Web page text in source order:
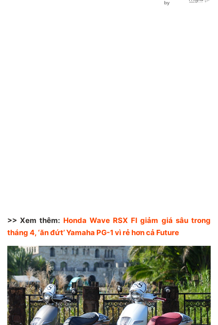
>> Xem thêm: Honda Wave RSX FI giảm giá sâu trong
tháng 4, ‘ăn đứt’ Yamaha PG-1 vì rẻ hơn cả Future